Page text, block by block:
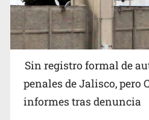
Sin registro formal de
penales de Jalisco, pero
informes tras denuncia